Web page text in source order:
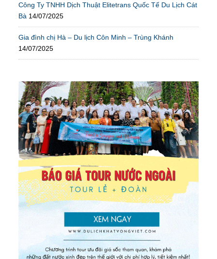
Công Ty TNHH Dịch Thuật Elitetrans Quốc Tế Du Lịch Cát
Bà 14/07/2025
Gia đình chị Hà – Du lịch Côn Minh – Trùng Khánh
14/07/2025